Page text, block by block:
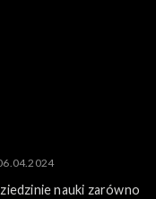
nauki zarówno